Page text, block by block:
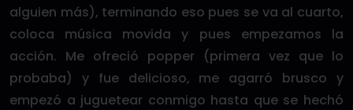
alguien más), terminando eso pues se va al cuarto,
coloca música movida y pues empezamos la
acción. Me ofreció popper (primera vez que lo
probaba) y fue delicioso, me agarró brusco y
empezó a juguetear conmigo hasta que se hechó